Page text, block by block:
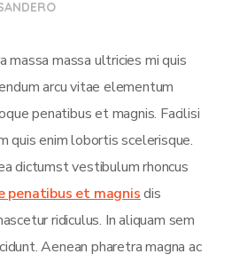
massa massa ultricies mi quis
arcu vitae elementum
penatibus et magnis. Facilisi
quis enim lobortis scelerisque.
dictumst vestibulum rhoncus
penatibus et magnisdis
ridiculus. In aliquam sem
Aenean pharetra magna ac